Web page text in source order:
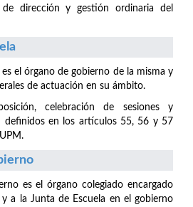
dirección y gestión ordinaria del
es el órgano de gobierno de la misma y
de actuación en su ámbito.
celebración de sesiones y
definidos en los artículos 55, 56 y 57
es el órgano colegiado encargado
a la Junta de Escuela en el gobierno